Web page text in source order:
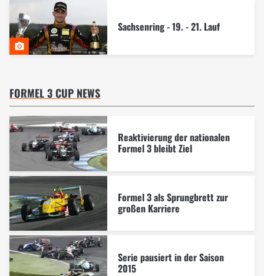
Sachsenring - 19. - 21. Lauf
FORMEL 3 CUP NEWS
Reaktivierung der nationalen
Formel 3 bleibt Ziel
Formel 3 als Sprungbrett zur
großen Karriere
Serie pausiert in der Saison
2015